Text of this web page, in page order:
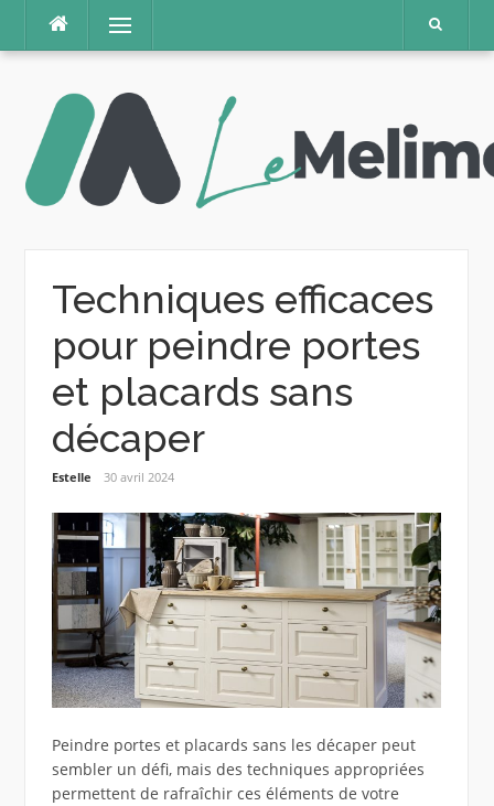
contenu
Menu
Techniques efficaces
pour peindre portes
et placards sans
décaper
Estelle 30 avril 2024
Peindre portes et placards sans les décaper peut
sembler un défi, mais des techniques appropriées
permettent de rafraîchir ces éléments de votre